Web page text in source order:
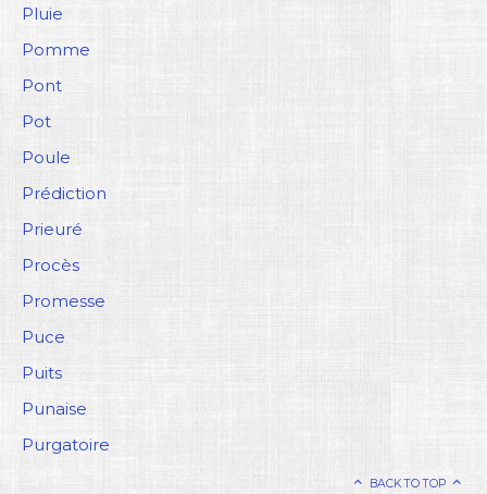
Pluie
Pomme
Pont
Pot
Poule
Prédiction
Prieuré
Procès
Promesse
Puce
Puits
Punaise
Purgatoire
BACK TO TOP